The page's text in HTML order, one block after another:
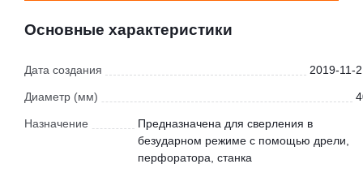
Основные характеристики
Дата создания 2019-11-
Диаметр (мм)
Назначение
Предназначена для сверления в
безударном режиме с помощью дрели,
перфоратора, станка